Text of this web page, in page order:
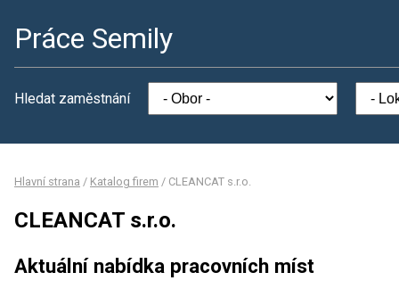
Práce Semily
Hledat zaměstnání
Hlavní strana / Katalog firem / CLEANCAT s.r.o.
CLEANCAT s.r.o.
Aktuální nabídka pracovních míst